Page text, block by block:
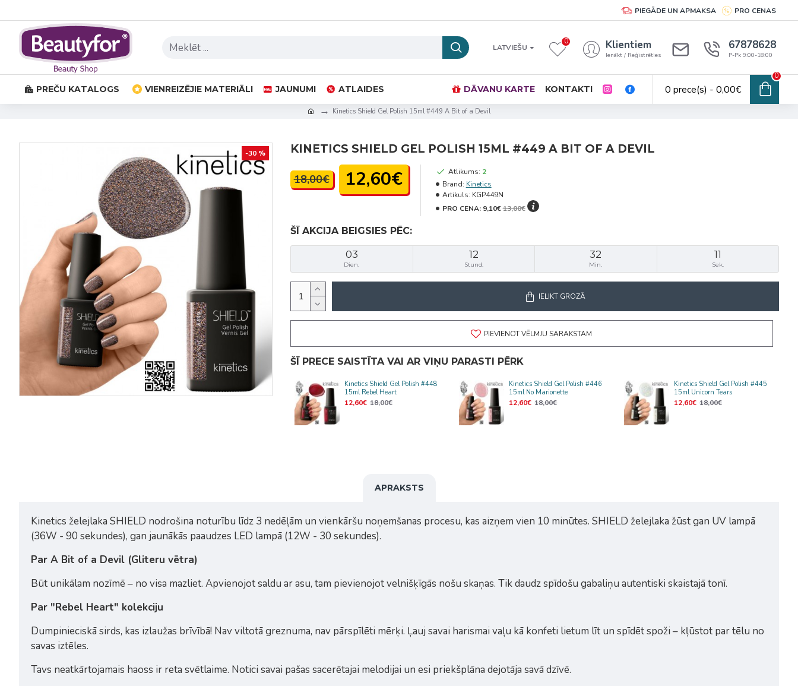
PIEGĀDE UN APMAKSA PRO CENAS
LATVIEŠU
0 Klientiem
Ienākt / Reģistrēties
67878628
P-Pk 9:00-18:00
PREČU KATALOGS VIENREIZĒJIE MATERIĀLI JAUNUMI ATLAIDES DĀVANU KARTE KONTAKTI 0 prece(s) - 0,00€
0
Kinetics Shield Gel Polish 15ml #449 A Bit of a Devil
-30 % KINETICS SHIELD GEL POLISH 15ML #449 A BIT OF A DEVIL
ŠĪ AKCIJA BEIGSIES PĒC:
03
Dien.
12
Stund.
32
Min.
11
Sek.
18,00€ 12,60€ Atlikums: 2
Brand: Kinetics
Artikuls: KGP449N
PRO CENA: 9,10€13,00€
IELIKT GROZĀ
PIEVIENOT VĒLMJU SARAKSTAM
ŠĪ PRECE SAISTĪTA VAI AR VIŅU PARASTI PĒRK
Kinetics Shield Gel Polish #446
Kinetics Shield Gel Polish #445
15ml Unicorn Tears
Kinetics Shield Gel Polish #448
15ml Rebel Heart
12,60€ 18,00€
Kinetics Shield Gel Polish #446
15ml No Marionette
12,60€ 18,00€
Kinetics Shield Gel Polish #445
15ml Unicorn Tears
12,60€ 18,00€
APRAKSTS
Kinetics želejlaka SHIELD nodrošina noturību līdz 3 nedēļām un vienkāršu noņemšanas procesu, kas aizņem vien 10 minūtes. SHIELD želejlaka žūst gan UV lampā
(36W - 90 sekundes), gan jaunākās paaudzes LED lampā (12W - 30 sekundes).
Par A Bit of a Devil (Gliteru vētra)
Būt unikālam nozīmē – no visa mazliet. Apvienojot saldu ar asu, tam pievienojot velnišķīgās nošu skaņas. Tik daudz spīdošu gabaliņu autentiski skaistajā tonī.
Par "Rebel Heart" kolekciju
Dumpinieciskā sirds, kas izlaužas brīvībā! Nav viltotā greznuma, nav pārspīlēti mērķi. Ļauj savai harismai vaļu kā konfeti lietum līt un spīdēt spoži – kļūstot par tēlu no
savas iztēles.
Tavs neatkārtojamais haoss ir reta svētlaime. Notici savai pašas sacerētajai melodijai un esi priekšplāna dejotāja savā dzīvē.